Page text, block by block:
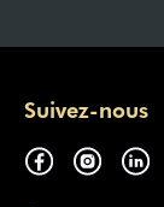
Suivez-nous